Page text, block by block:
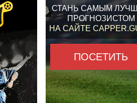
СТАНЬ САМЫМ
ПРОГНОЗИСТОМ
НА САЙТЕ
ПОСЕТИТЬ